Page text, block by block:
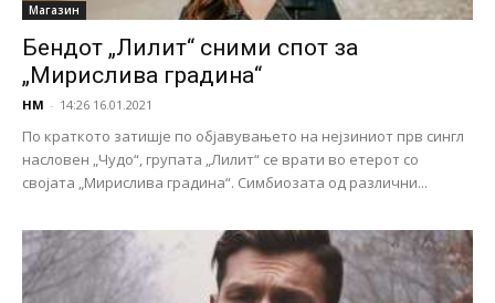
Магазин
Бендот „Лилит“ сними спот за
„Мирислива градина“
НМ - 14:26 16.01.2021
По краткото затишје по објавувањето на нејзиниот прв сингл
насловен „Чудо“, групата „Лилит“ се врати во етерот со
својата „Мирислива градина“. Симбиозата од различни...